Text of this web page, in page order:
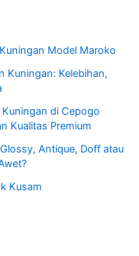
Model Maroko
Kuningan: Kelebihan,
di Cepogo
Kualitas Premium
Antique, Doff atau
Kusam